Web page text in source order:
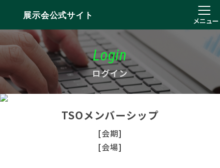
展示会公式サイト
メニュー
Login
ログイン
TSOメンバーシップ
[会期]
[会場]